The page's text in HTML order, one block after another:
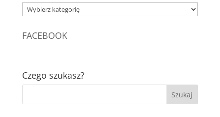
Kategorie
FACEBOOK
Czego szukasz?